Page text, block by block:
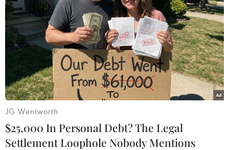
Thỉnh 9 tiếng chuông kính báo trước vong linh các anh hùng liệt
sỹ. (Ảnh: Hoàng Hiếu/TTXVN)
JG Wentworth
$25,000 In Personal Debt? The Legal
Settlement Loophole Nobody Mentions